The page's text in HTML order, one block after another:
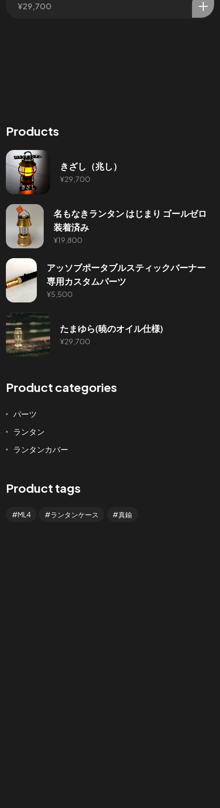
¥29,700
Products
きざし（兆し）
¥29,700
名もなきランタン はじまり ゴールゼロ
装着済み
¥19,800
アッソブポータブルスティックバーナー
専用カスタムパーツ
¥5,500
たまゆら(暁のオイル仕様)
¥29,700
Product categories
パーツ
ランタン
ランタンカバー
Product tags
ML4 ランタンケース 真鍮
ショップに移動